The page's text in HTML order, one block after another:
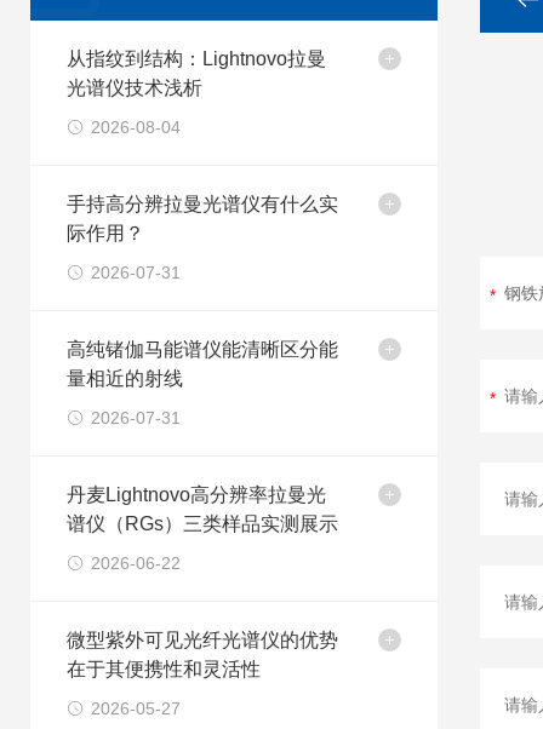
从指纹到结构：Lightnovo拉曼
光谱仪技术浅析
2026-08-04
手持高分辨拉曼光谱仪有什么实
际作用？
2026-07-31
高纯锗伽马能谱仪能清晰区分能
量相近的射线
2026-07-31
丹麦Lightnovo高分辨率拉曼光
谱仪（RGs）三类样品实测展示
2026-06-22
微型紫外可见光纤光谱仪的优势
在于其便携性和灵活性
2026-05-27